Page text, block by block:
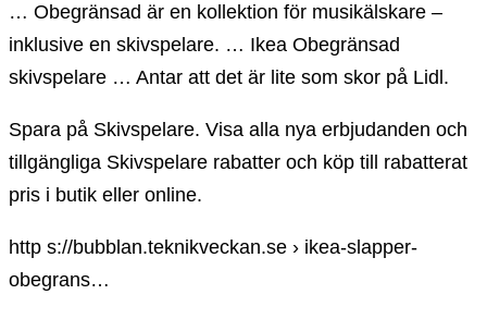
… Obegränsad är en kollektion för musikälskare –
inklusive en skivspelare. … Ikea Obegränsad
skivspelare … Antar att det är lite som skor på Lidl.
Spara på Skivspelare. Visa alla nya erbjudanden och
tillgängliga Skivspelare rabatter och köp till rabatterat
pris i butik eller online.
http s://bubblan.teknikveckan.se › ikea-slapper-
obegrans…